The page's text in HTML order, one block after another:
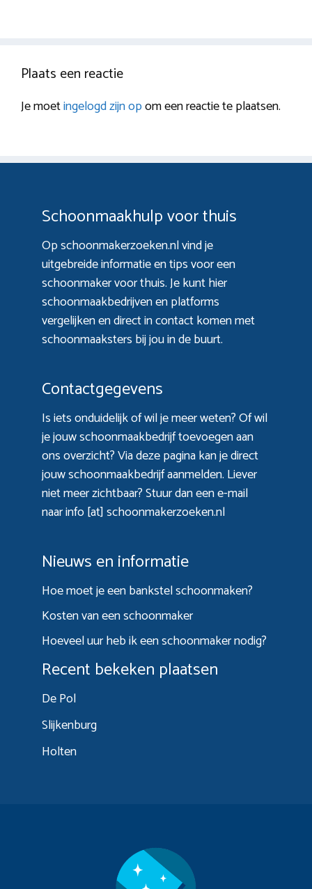
Plaats een reactie
Je moetingelogd zijn opom een reactie te plaatsen.
Schoonmaakhulp voor thuis
Op schoonmakerzoeken.nl vind je
uitgebreide informatie en tips voor een
schoonmaker voor thuis. Je kunt hier
schoonmaakbedrijven en platforms
vergelijken en direct in contact komen met
schoonmaaksters bij jou in de buurt.
Contactgegevens
Is iets onduidelijk of wil je meer weten? Of wil
je jouw schoonmaakbedrijf toevoegen aan
ons overzicht? Viadeze paginakan je direct
jouw schoonmaakbedrijf aanmelden. Liever
niet meer zichtbaar? Stuur dan een e-mail
naar info [at] schoonmakerzoeken.nl
Nieuws en informatie
Hoe moet je een bankstel schoonmaken?
Kosten van een schoonmaker
Hoeveel uur heb ik een schoonmaker nodig?
Recent bekeken plaatsen
De Pol
Slijkenburg
Holten